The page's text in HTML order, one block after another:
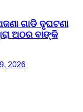
ଗାଡି ଦୃଘଟଣା
ଅଠର ବାଙ୍କି
2026